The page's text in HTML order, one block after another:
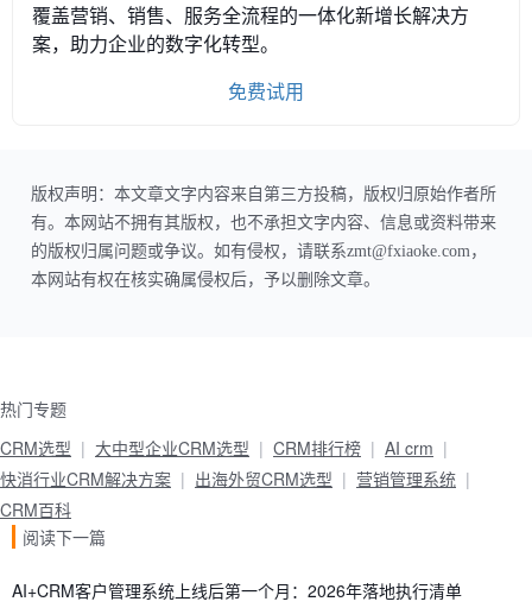
覆盖营销、销售、服务全流程的一体化新增长解决方
案，助力企业的数字化转型。
免费试用
版权声明：本文章文字内容来自第三方投稿，版权归原始作者所
有。本网站不拥有其版权，也不承担文字内容、信息或资料带来
的版权归属问题或争议。如有侵权，请联系zmt@fxiaoke.com，
本网站有权在核实确属侵权后，予以删除文章。
热门专题
CRM选型
大中型企业CRM选型 CRM排行榜
AI crm
快消行业CRM解决方案
出海外贸CRM选型
营销管理系统
CRM百科
阅读下一篇
AI+CRM客户管理系统上线后第一个月：2026年落地执行清单